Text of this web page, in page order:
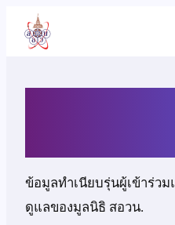
เนื้อหา
ข้อมูลทำเนียบรุ่นผู้เข้าร่ว
ดูแลของมูลนิธิ สอวน.